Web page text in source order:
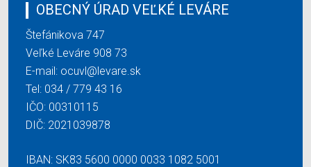
OBECNÝ ÚRAD VEĽKÉ LEVÁRE
Štefánikova 747
Veľké Leváre 908 73
E-mail: ocuvl@levare.sk
Tel: 034 / 779 43 16
IČO: 00310115
DIČ: 2021039878
IBAN: SK83 5600 0000 0033 1082 5001